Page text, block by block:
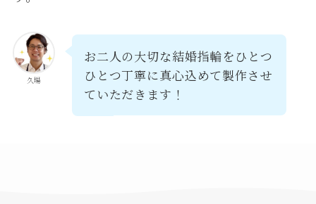
久場
お二人の大切な結婚指輪をひとつ
ひとつ丁寧に真心込めて製作させ
ていただきます！